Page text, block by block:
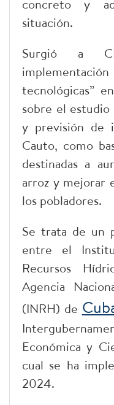
concreto y
situación.
Surgió a
tecnológicas”
sobre el estudio
y previsión de
Cauto, como
destinadas a
arroz y mejorar
los pobladores.
Se trata de un
entre el
Recursos
Agencia
(INRH) de
Económica y
cual se ha
2024.